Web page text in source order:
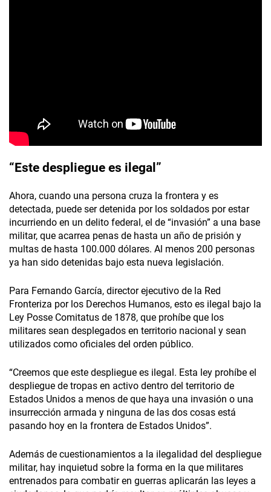
“Este despliegue es ilegal”
Ahora, cuando una persona cruza la frontera y es
detectada, puede ser detenida por los soldados por estar
incurriendo en un delito federal, el de “invasión” a una base
militar, que acarrea penas de hasta un año de prisión y
multas de hasta 100.000 dólares. Al menos 200 personas
ya han sido detenidas bajo esta nueva legislación.
Para Fernando García, director ejecutivo de la Red
Fronteriza por los Derechos Humanos, esto es ilegal bajo la
Ley Posse Comitatus de 1878, que prohíbe que los
militares sean desplegados en territorio nacional y sean
utilizados como oficiales del orden público.
“Creemos que este despliegue es ilegal. Esta ley prohíbe el
despliegue de tropas en activo dentro del territorio de
Estados Unidos a menos de que haya una invasión o una
insurrección armada y ninguna de las dos cosas está
pasando hoy en la frontera de Estados Unidos”.
Además de cuestionamientos a la ilegalidad del despliegue
militar, hay inquietud sobre la forma en la que militares
entrenados para combatir en guerras aplicarán las leyes a